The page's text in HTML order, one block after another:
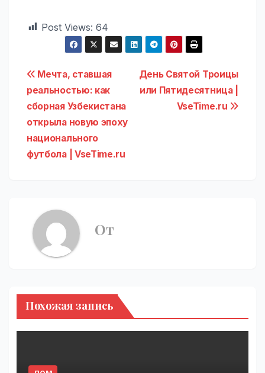
Post Views: 64
Навигация
по
записям
День Святой Троицы
или Пятидесятница |
VseTime.ru
Мечта, ставшая
реальностью: как
сборная Узбекистана
открыла новую эпоху
национального
футбола | VseTime.ru
От
Похожая запись